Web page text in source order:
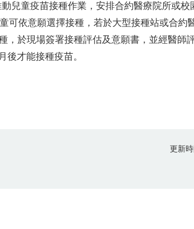
兒童疫苗接種作業，安排合約醫療院所或校
可依意願選擇接種，若於大型接種站或合約
，於現場簽署接種評估及意願書，並經醫師
後才能接種疫苗。
更新時